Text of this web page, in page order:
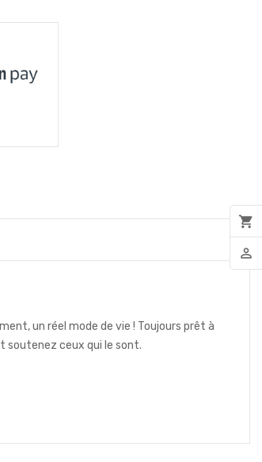
shopping_cart
person_outline
un réel mode de vie ! Toujours prêt à
soutenez ceux qui le sont.